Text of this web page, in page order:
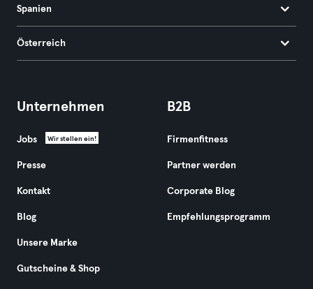
Spanien
Österreich
Unternehmen
Jobs Wir stellen ein!
Presse
Kontakt
Blog
Unsere Marke
Gutscheine & Shop
B2B
Firmenfitness
Partner werden
Corporate Blog
Empfehlungsprogramm